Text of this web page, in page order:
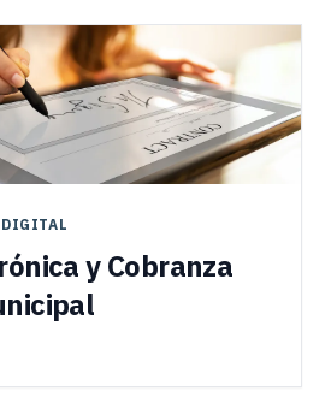
y Cobranza